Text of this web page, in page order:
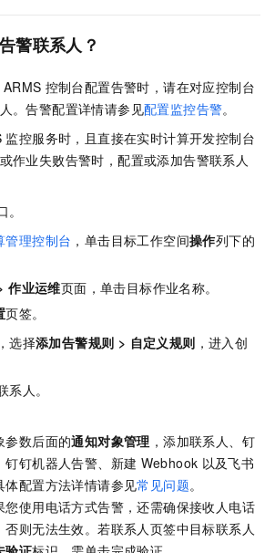
警联系人？
ARMS 控制台配置告警时，请在对应控制台
。告警配置详情请参见配置监控告警。
监控服务时，且直接在实时计算开发控制台
作业失败告警时，配置或添加告警联系人
管理控制台 ，单击目标工作空间操作列下的
作业运维页面，单击目标作业名称。
页签。
选择添加告警规则 > 自定义规则 ，进入创
人。
参数后面的通知对象管理 ，添加联系人、钉
钉钉机器人告警、新建 Webhook 以及飞书
体配置方法详情请参见常见问题。
您使用电话方式告警，还需确保接收人电话
否则无法生效。若联系人页签中目标联系人